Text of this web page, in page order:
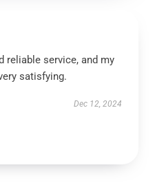
reliable service, and my
satisfying.
Dec 12, 2024